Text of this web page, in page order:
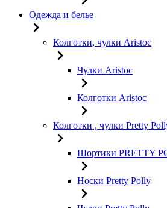
Одежда и белье
Колготки, чулки Aristoc
Чулки Aristoc
Колготки Aristoc
Колготки , чулки Pretty
Шортики PRETTY
Носки Pretty Polly